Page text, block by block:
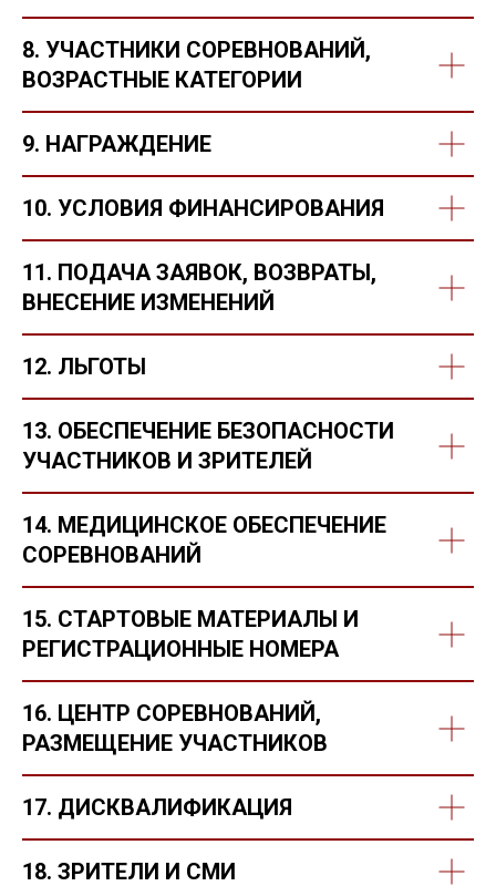
8. УЧАСТНИКИ СОРЕВНОВАНИЙ,
ВОЗРАСТНЫЕ КАТЕГОРИИ
9. НАГРАЖДЕНИЕ
10. УСЛОВИЯ ФИНАНСИРОВАНИЯ
11. ПОДАЧА ЗАЯВОК, ВОЗВРАТЫ,
ВНЕСЕНИЕ ИЗМЕНЕНИЙ
12. ЛЬГОТЫ
13. ОБЕСПЕЧЕНИЕ БЕЗОПАСНОСТИ
УЧАСТНИКОВ И ЗРИТЕЛЕЙ
14. МЕДИЦИНСКОЕ ОБЕСПЕЧЕНИЕ
СОРЕВНОВАНИЙ
15. СТАРТОВЫЕ МАТЕРИАЛЫ И
РЕГИСТРАЦИОННЫЕ НОМЕРА
16. ЦЕНТР СОРЕВНОВАНИЙ,
РАЗМЕЩЕНИЕ УЧАСТНИКОВ
17. ДИСКВАЛИФИКАЦИЯ
18. ЗРИТЕЛИ И СМИ